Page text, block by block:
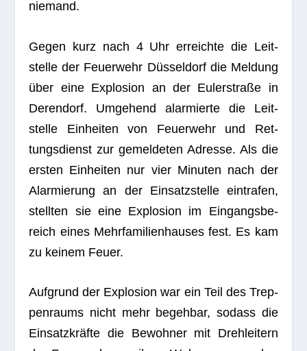
niemand.
Gegen kurz nach 4 Uhr erreichte die Leit­
stelle der Feu­er­wehr Düs­sel­dorf die Mel­dung
über eine Explo­sion an der Euler­straße in
Deren­dorf. Umge­hend alar­mierte die Leit­
stelle Ein­hei­ten von Feu­er­wehr und Ret­
tungs­dienst zur gemel­de­ten Adresse. Als die
ers­ten Ein­hei­ten nur vier Minu­ten nach der
Alar­mie­rung an der Ein­satz­stelle ein­tra­fen,
stell­ten sie eine Explo­sion im Ein­gangs­be­
reich eines Mehr­fa­mi­li­en­hau­ses fest. Es kam
zu kei­nem Feuer.
Auf­grund der Explo­sion war ein Teil des Trep­
pen­raums nicht mehr begeh­bar, sodass die
Ein­satz­kräfte die Bewoh­ner mit Dreh­lei­tern